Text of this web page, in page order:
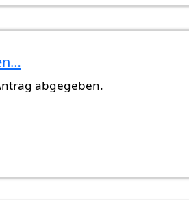
überprüft)
abgegeben.